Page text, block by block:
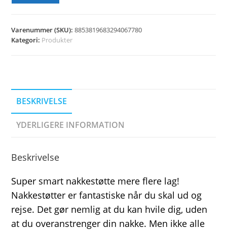
Varenummer (SKU):8853819683294067780
Kategori: Produkter
BESKRIVELSE
YDERLIGERE INFORMATION
Beskrivelse
Super smart nakkestøtte mere flere lag!
Nakkestøtter er fantastiske når du skal ud og
rejse. Det gør nemlig at du kan hvile dig, uden
at du overanstrenger din nakke. Men ikke alle